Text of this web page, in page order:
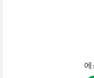
에